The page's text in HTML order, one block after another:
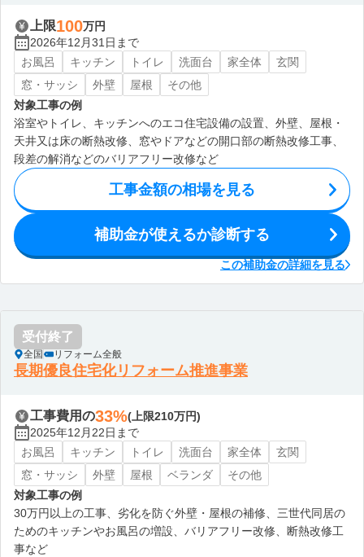
上限100万円
2026年12月31日まで
お風呂
キッチン トイレ 洗面台 家全体
玄関
窓・サッシ
外壁 屋根
その他
対象工事の例
浴室やトイレ、キッチンへのエコ住宅設備の設置、外壁、屋根・
天井又は床の断熱改修、窓やドアなどの開口部の断熱改修工事、
段差の解消などのバリアフリー改修など
工事金額の相場を見る
補助金が使えるか診断する
この補助金の詳細を見る
受付終了
全国 リフォーム全般
長期優良住宅化リフォーム推進事業
工事費用の33%(上限210万円)
2025年12月22日まで
お風呂
キッチン トイレ 洗面台 家全体
玄関
窓・サッシ
外壁 屋根 ベランダ
その他
対象工事の例
30万円以上の工事、劣化を防ぐ外壁・屋根の補修、三世代同居の
ためのキッチンやお風呂の増設、バリアフリー改修、断熱改修工
事など